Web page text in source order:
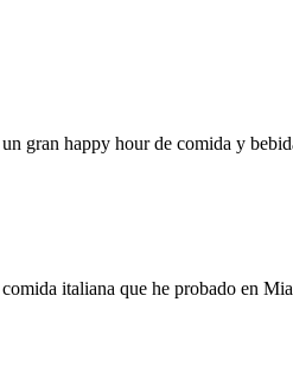
gran happy hour de comida y
italiana que he probado en